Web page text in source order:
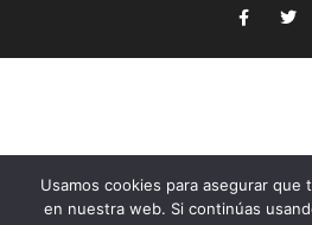
Usamos cookies para asegurar que
en nuestra web. Si continúas